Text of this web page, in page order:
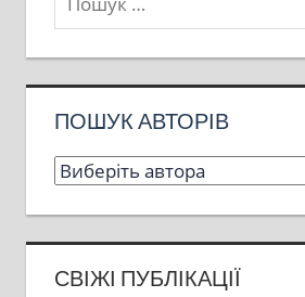
ПОШУК АВТОРІВ
СВІЖІ ПУБЛІКАЦІЇ